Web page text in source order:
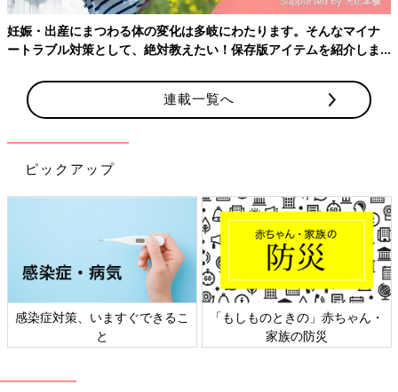
まず、正座の姿勢から、床に腕をつき、息を吸います。このと
き、腰が反らないように注意しましょう。
ていきます。このとき、おへそをのぞき込むようにするのがポイ
妊娠・出産にまつわる体の変化は多岐にわたります。そんなマイナ
ートラブル対策として、絶対教えたい！保存版アイテムを紹介しま
連載一覧へ
ピックアップ
感染症対策、いますぐできるこ
と
「もしものときの」赤ちゃん・
家族の防災